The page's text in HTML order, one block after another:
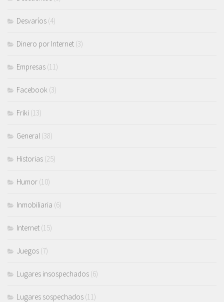
Desvaríos (4)
Dinero por Internet (3)
Empresas (11)
Facebook (3)
Friki (13)
General (38)
Historias (25)
Humor (10)
Inmobiliaria (6)
Internet (15)
Juegos (7)
Lugares insospechados (6)
Lugares sospechados (11)